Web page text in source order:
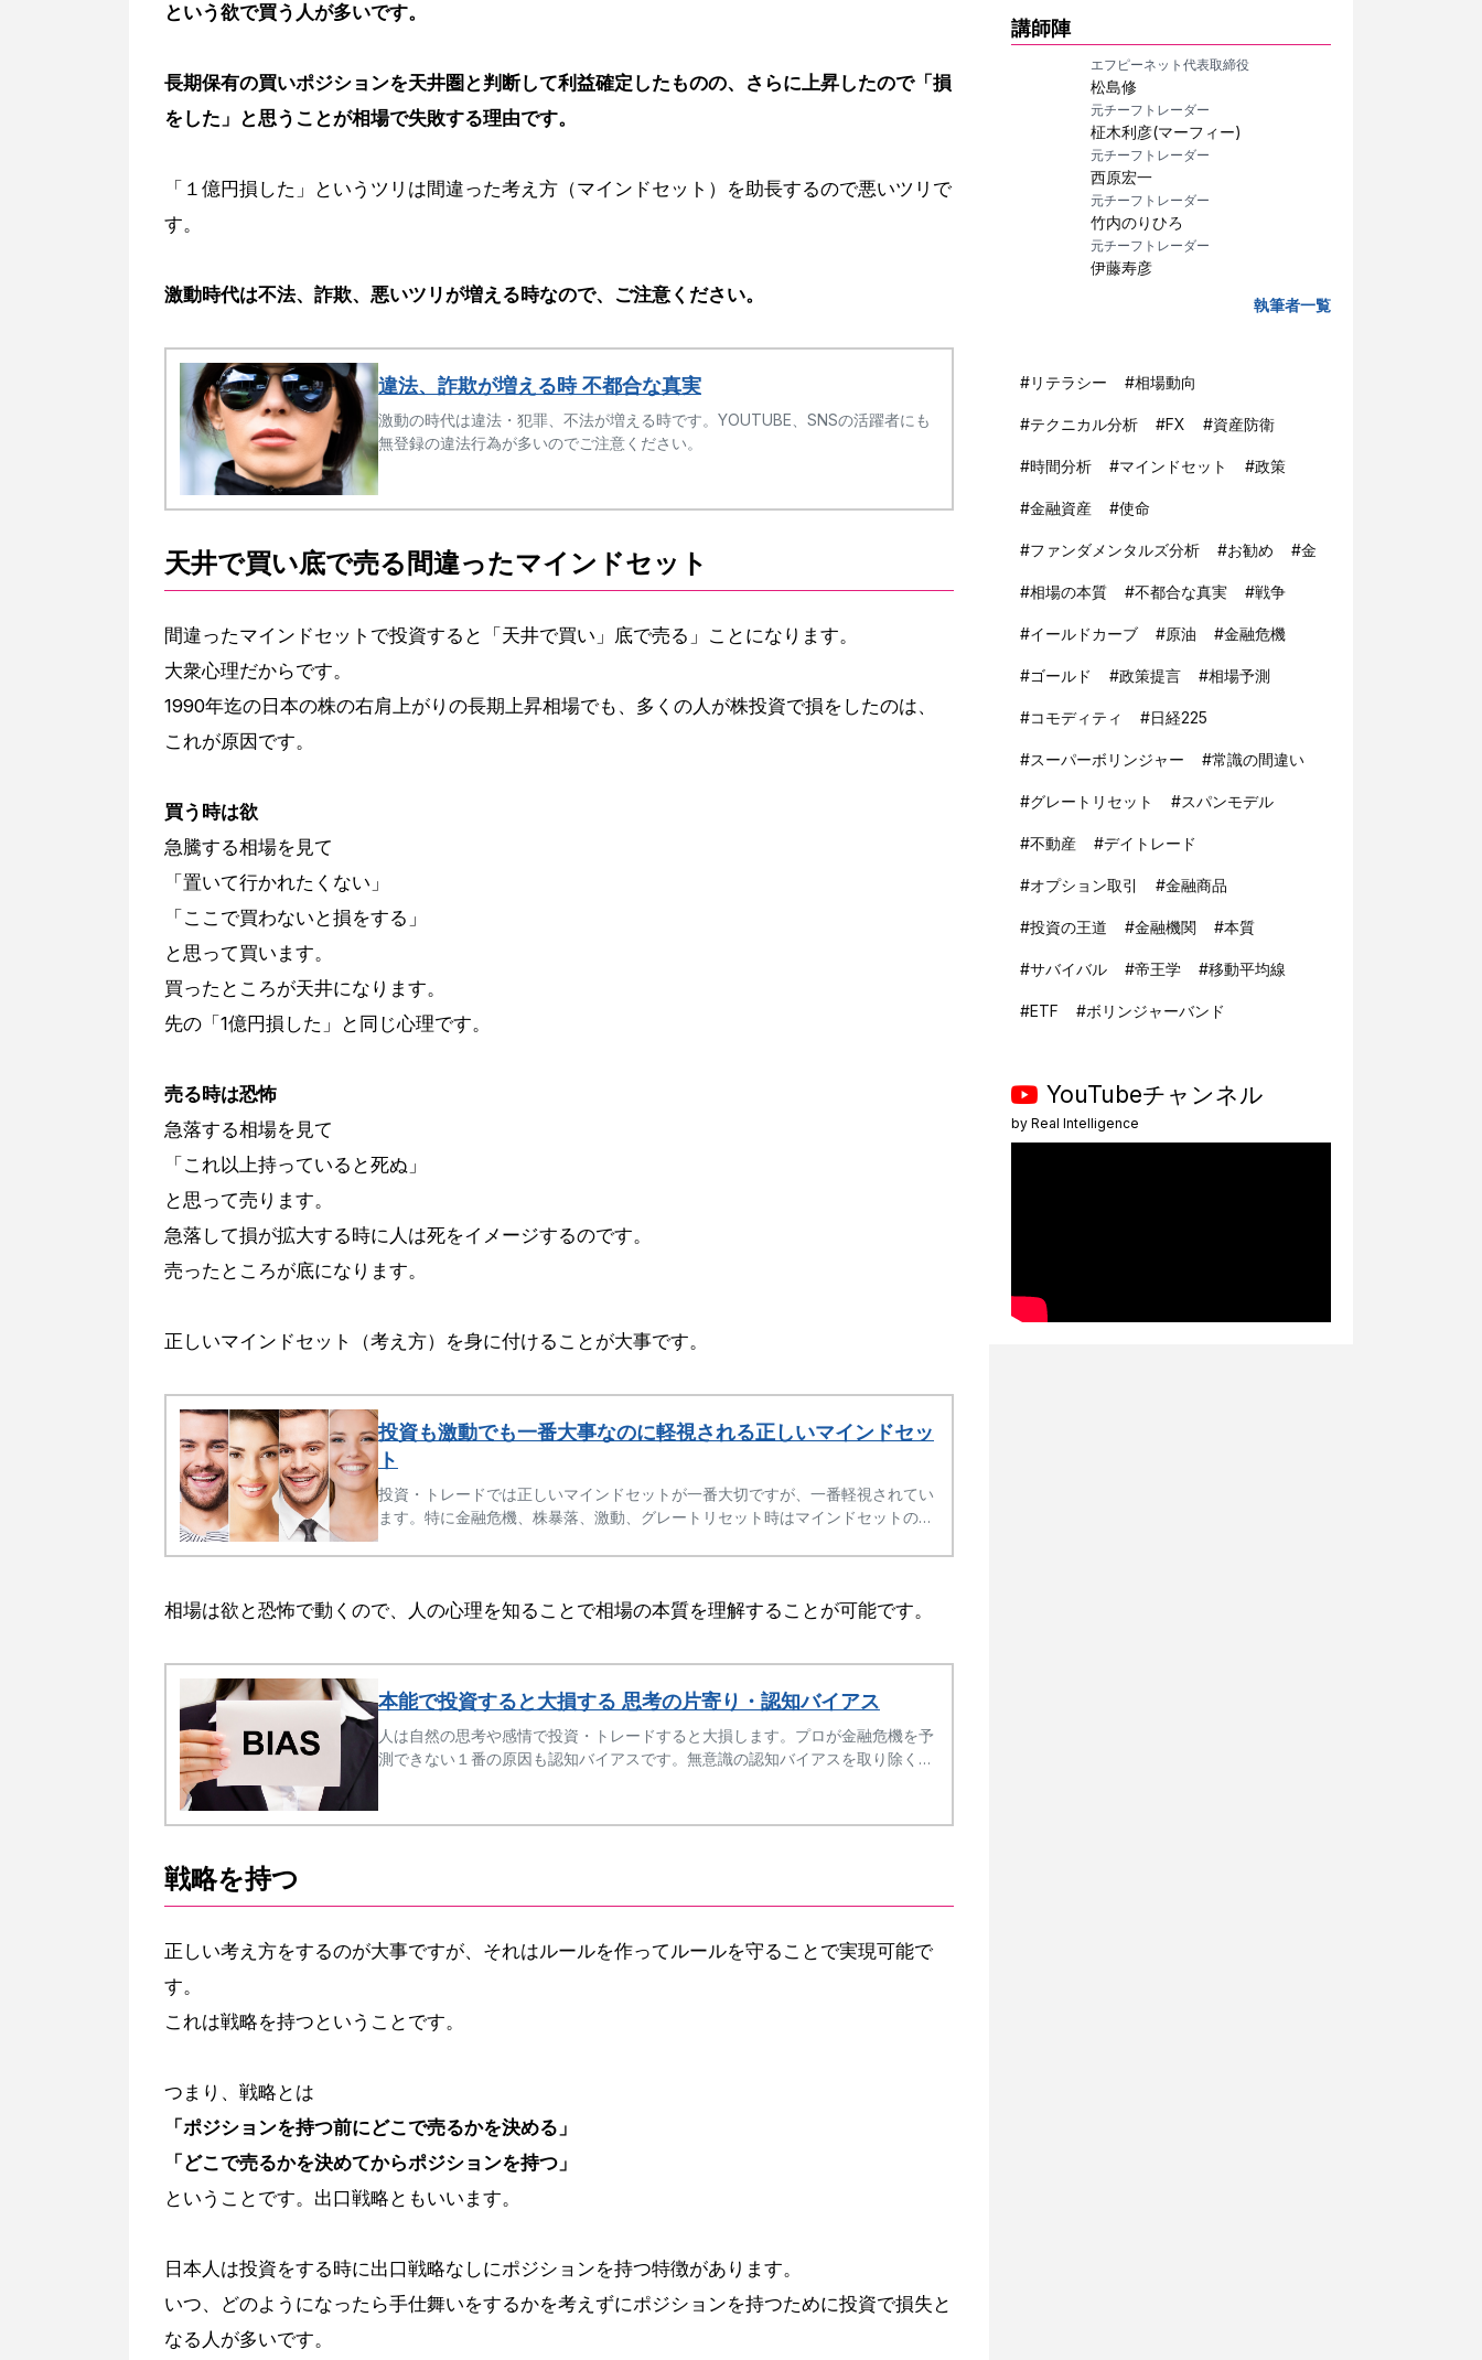
という欲で買う人が多いです。
長期保有の買いポジションを天井圏と判断して利益確定したものの、さらに上昇したので「損
をした」と思うことが相場で失敗する理由です。
「１億円損した」というツリは間違った考え方（マインドセット）を助長するので悪いツリで
す。
激動時代は不法、詐欺、悪いツリが増える時なので、ご注意ください。
違法、詐欺が増える時 不都合な真実
激動の時代は違法・犯罪、不法が増える時です。YOUTUBE、SNSの活躍者にも
無登録の違法行為が多いのでご注意ください。
天井で買い底で売る間違ったマインドセット
間違ったマインドセットで投資すると「天井で買い」底で売る」ことになります。
大衆心理だからです。
1990年迄の日本の株の右肩上がりの長期上昇相場でも、多くの人が株投資で損をしたのは、
これが原因です。
買う時は欲
急騰する相場を見て
「置いて行かれたくない」
「ここで買わないと損をする」
と思って買います。
買ったところが天井になります。
先の「1億円損した」と同じ心理です。
売る時は恐怖
急落する相場を見て
「これ以上持っていると死ぬ」
と思って売ります。
急落して損が拡大する時に人は死をイメージするのです。
売ったところが底になります。
正しいマインドセット（考え方）を身に付けることが大事です。
投資も激動でも一番大事なのに軽視される正しいマインドセッ
ト
投資・トレードでは正しいマインドセットが一番大切ですが、一番軽視されてい
ます。特に金融危機、株暴落、激動、グレートリセット時はマインドセットの差
相場は欲と恐怖で動くので、人の心理を知ることで相場の本質を理解することが可能です。
本能で投資すると大損する 思考の片寄り・認知バイアス
人は自然の思考や感情で投資・トレードすると大損します。プロが金融危機を予
測できない１番の原因も認知バイアスです。無意識の認知バイアスを取り除く方
戦略を持つ
正しい考え方をするのが大事ですが、それはルールを作ってルールを守ることで実現可能で
す。
これは戦略を持つということです。
つまり、戦略とは
「ポジションを持つ前にどこで売るかを決める」
「どこで売るかを決めてからポジションを持つ」
ということです。出口戦略ともいいます。
日本人は投資をする時に出口戦略なしにポジションを持つ特徴があります。
いつ、どのようになったら手仕舞いをするかを考えずにポジションを持つために投資で損失と
なる人が多いです。
講師陣
エフピーネット代表取締役
松島修
元チーフトレーダー
柾木利彦(マーフィー)
元チーフトレーダー
西原宏一
元チーフトレーダー
竹内のりひろ
元チーフトレーダー
伊藤寿彦
執筆者一覧
#リテラシー #相場動向
#テクニカル分析 #FX #資産防衛
#時間分析 #マインドセット #政策
#金融資産 #使命
#ファンダメンタルズ分析 #お勧め #金
#相場の本質 #不都合な真実 #戦争
#イールドカーブ #原油 #金融危機
#ゴールド #政策提言 #相場予測
#コモディティ #日経225
#スーパーボリンジャー #常識の間違い
#グレートリセット #スパンモデル
#不動産 #デイトレード
#オプション取引 #金融商品
#投資の王道 #金融機関 #本質
#サバイバル #帝王学 #移動平均線
#ETF #ボリンジャーバンド
YouTubeチャンネル
by Real Intelligence